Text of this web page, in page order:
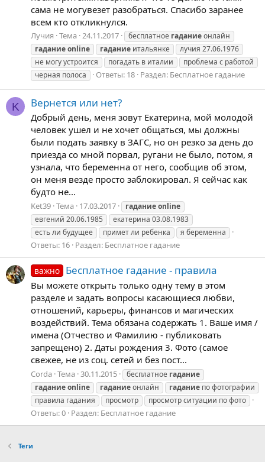
сама не могувезет разобраться. Спасибо заранее
всем кто откликнулся.
Лучия Тема 24.11.2017 бесплатное гаданиеонлайн
гаданиеonline гадание итальянке
лучия 27.06.1976
не могу устроится
погадать в италии
проблема с работой
черная полоса
Ответы: 18 Раздел: Бесплатное гадание
K Вернется или нет?
Добрый день, меня зовут Екатерина, мой молодой
человек ушел и не хочет общаться, мы должны
были подать заявку в ЗАГС, но он резко за день до
приезда со мной порвал, ругани не было, потом, я
узнала, что беременна от него, сообщив об этом,
он меня везде просто заблокировал. Я сейчас как
будто не...
Ket39 Тема 17.03.2017 гаданиеonline
евгений 20.06.1985
екатерина 03.08.1983
есть ли будущее
примет ли ребенка я беременна
Ответы: 16 Раздел: Бесплатное гадание
важно Бесплатное гадание - правила
Вы можете открыть только одну тему в этом
разделе и задать вопросы касающиеся любви,
отношений, карьеры, финансов и магических
воздействий. Тема обязана содержать 1. Ваше имя /
имена (Отчество и Фамилию - публиковать
запрещено) 2. Даты рождения 3. Фото (самое
свежее, не из соц. сетей и без пост...
Corda Тема 30.11.2015 бесплатное гадание
гаданиеonline гаданиеонлайн гадание по фотографии
правила гадания
просмотр просмотр ситуации по фото
Ответы: 0 Раздел: Бесплатное гадание
Теги